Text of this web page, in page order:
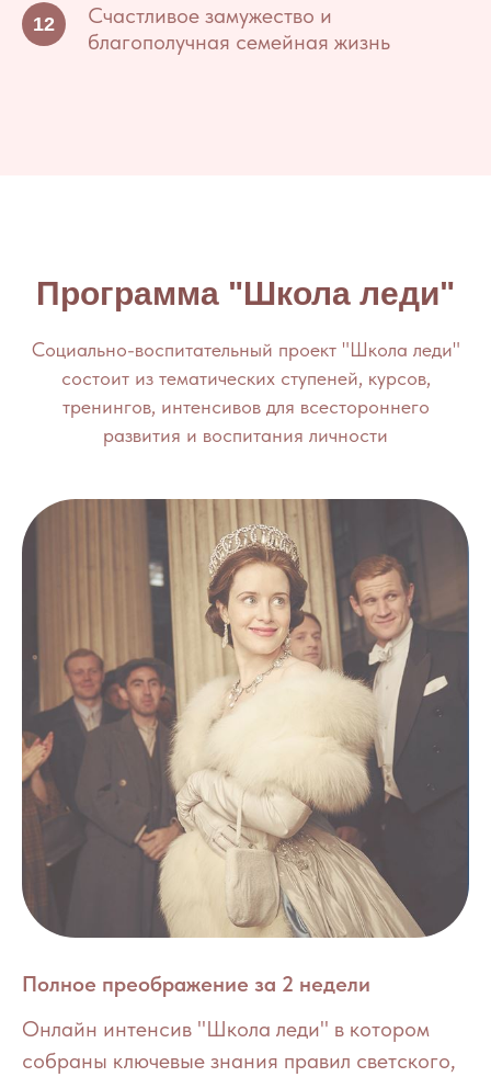
Счастливое замужество и
благополучная семейная жизнь
Программа "Школа леди"
Социально-воспитательный проект "Школа леди"
состоит из тематических ступеней, курсов,
тренингов, интенсивов для всестороннего
развития и воспитания личности
Полное преображение за 2 недели
Онлайн интенсив "Школа леди" в котором
собраны ключевые знания правил светского,